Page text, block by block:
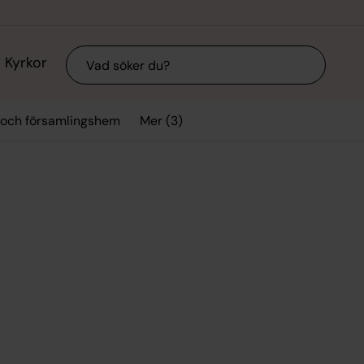
Kyrkor Sök
församlingshem Mer (3)